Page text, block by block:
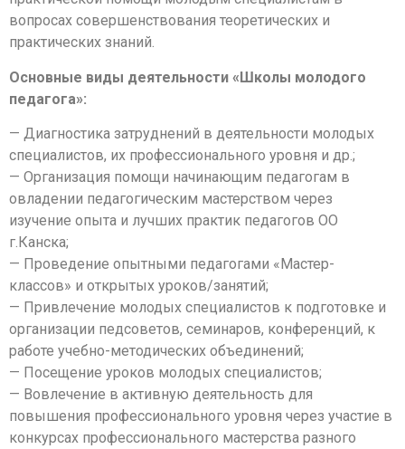
вопросах совершенствования теоретических и
практических знаний.
Основные виды деятельности «Школы молодого
педагога»:
— Диагностика затруднений в деятельности молодых
специалистов, их профессионального уровня и др.;
— Организация помощи начинающим педагогам в
овладении педагогическим мастерством через
изучение опыта и лучших практик педагогов ОО
г.Канска;
— Проведение опытными педагогами «Мастер-
классов» и открытых уроков/занятий;
— Привлечение молодых специалистов к подготовке и
организации педсоветов, семинаров, конференций, к
работе учебно-методических объединений;
— Посещение уроков молодых специалистов;
— Вовлечение в активную деятельность для
повышения профессионального уровня через участие в
конкурсах профессионального мастерства разного